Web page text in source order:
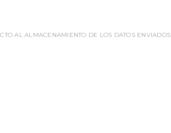
AL ALMACENAMIENTO DE LOS DATOS